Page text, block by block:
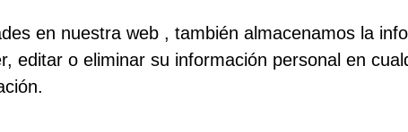
en nuestra web , también almacenamos la
editar o eliminar su información personal en